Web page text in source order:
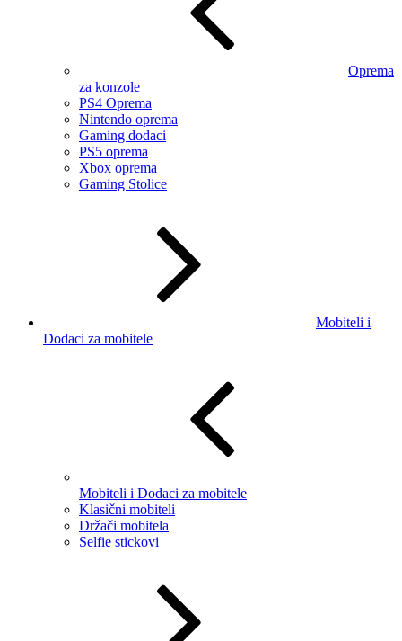
Oprema
za konzole
PS4 Oprema
Nintendo oprema
Gaming dodaci
PS5 oprema
Xbox oprema
Gaming Stolice
Mobiteli i
Dodaci za mobitele
Mobiteli i Dodaci za mobitele
Klasični mobiteli
Držači mobitela
Selfie stickovi